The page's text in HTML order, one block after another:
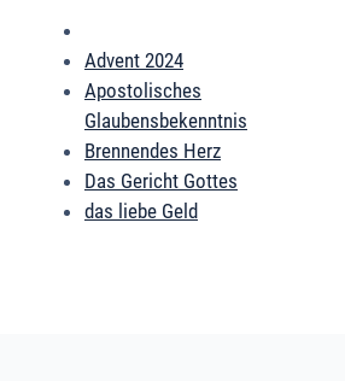
Advent 2024
Apostolisches
Glaubensbekenntnis
Brennendes Herz
Das Gericht Gottes
das liebe Geld